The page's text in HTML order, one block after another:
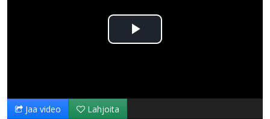
Toista
Jaa video Lahjoita